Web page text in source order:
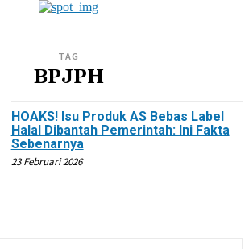
TAG
BPJPH
HOAKS! Isu Produk AS Bebas Label
Halal Dibantah Pemerintah: Ini Fakta
Sebenarnya
23 Februari 2026